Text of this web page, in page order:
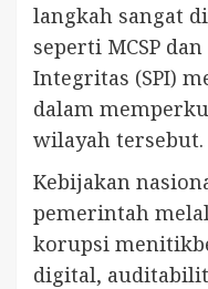
langkah sangat
seperti MCSP
Integritas (SPI)
dalam
wilayah tersebut.
Kebijakan
pemerintah
korupsi
digital,